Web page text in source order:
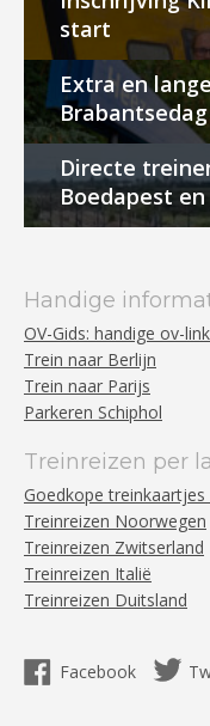
start
Extra en
Directe
Boedapest
Handige
OV-Gids: handige ov-
Trein naar Berlijn
Trein naar Parijs
Parkeren Schiphol
Treinreizen per
Goedkope treinkaartjes
Treinreizen Noorwegen
Treinreizen Zwitserland
Treinreizen Italië
Treinreizen Duitsland
Facebook